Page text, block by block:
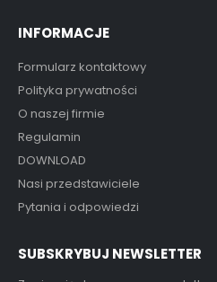
INFORMACJE
Formularz kontaktowy
Polityka prywatności
O naszej firmie
Regulamin
DOWNLOAD
Nasi przedstawiciele
Pytania i odpowiedzi
SUBSKRYBUJ NEWSLETTER